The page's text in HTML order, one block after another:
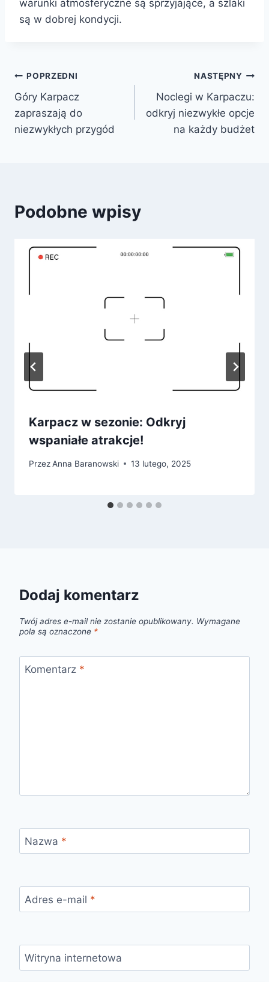
warunki atmosferyczne są sprzyjające, a szlaki
są w dobrej kondycji.
Nawigacja
wpisu
POPRZEDNI
Góry Karpacz
zapraszają do
niezwykłych przygód
NASTĘPNY
Noclegi w Karpaczu:
odkryj niezwykłe opcje
na każdy budżet
Podobne wpisy
Karpacz w sezonie: Odkryj
wspaniałe atrakcje!
PrzezAnna Baranowski 13 lutego, 2025
Dodaj komentarz
Twój adres e-mail nie zostanie opublikowany. Wymagane
pola są oznaczone *
Komentarz *
Nazwa *
Adres e-mail *
Witryna internetowa